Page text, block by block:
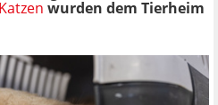
Katzen wurden dem Tierheim